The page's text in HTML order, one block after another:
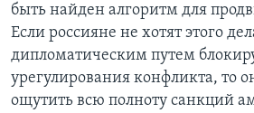
быть найден алгоритм для
Если россияне не хотят этого
дипломатическим путем
урегулирования конфликта, то
ощутить всю полноту санкций